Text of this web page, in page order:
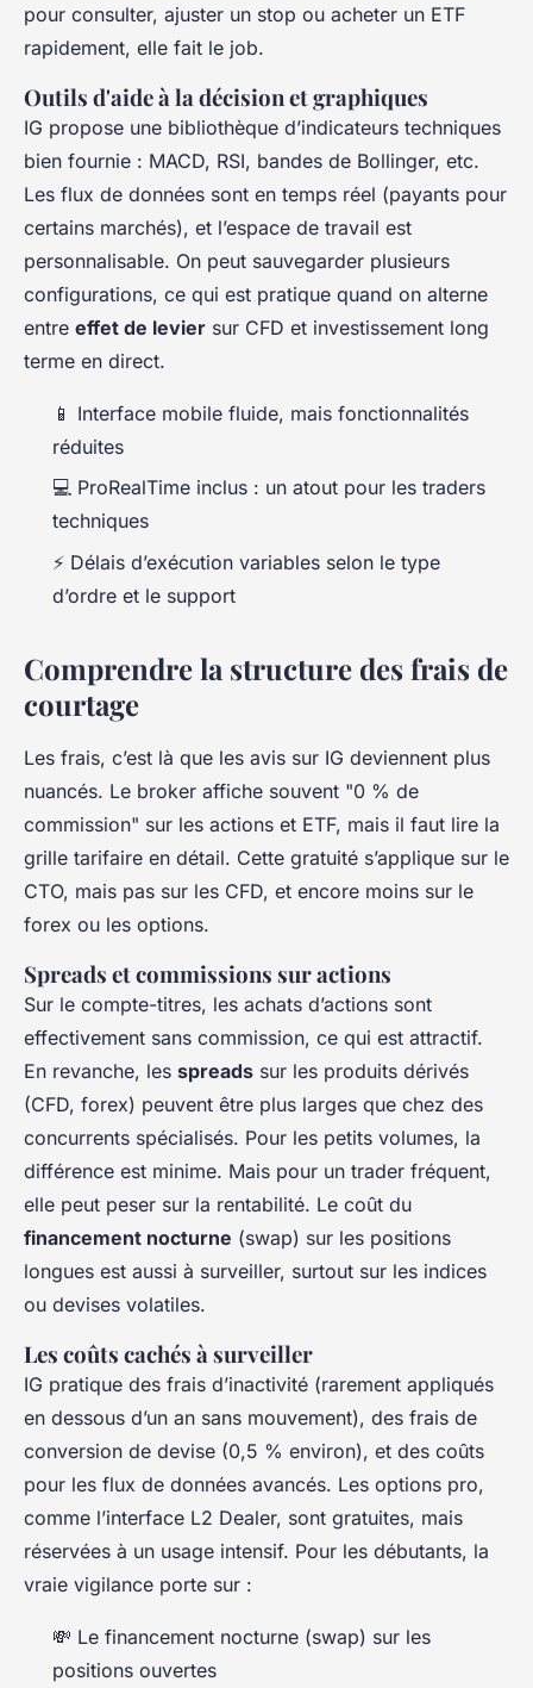
pour consulter, ajuster un stop ou acheter un ETF
rapidement, elle fait le job.
Outils d'aide à la décision et graphiques
IG propose une bibliothèque d’indicateurs techniques
bien fournie : MACD, RSI, bandes de Bollinger, etc.
Les flux de données sont en temps réel (payants pour
certains marchés), et l’espace de travail est
personnalisable. On peut sauvegarder plusieurs
configurations, ce qui est pratique quand on alterne
entre effet de levier sur CFD et investissement long
terme en direct.
📱 Interface mobile fluide, mais fonctionnalités
réduites
💻 ProRealTime inclus : un atout pour les traders
techniques
⚡ Délais d’exécution variables selon le type
d’ordre et le support
Comprendre la structure des frais de
courtage
Les frais, c’est là que les avis sur IG deviennent plus
nuancés. Le broker affiche souvent "0 % de
commission" sur les actions et ETF, mais il faut lire la
grille tarifaire en détail. Cette gratuité s’applique sur le
CTO, mais pas sur les CFD, et encore moins sur le
forex ou les options.
Spreads et commissions sur actions
Sur le compte-titres, les achats d’actions sont
effectivement sans commission, ce qui est attractif.
En revanche, les spreads sur les produits dérivés
(CFD, forex) peuvent être plus larges que chez des
concurrents spécialisés. Pour les petits volumes, la
différence est minime. Mais pour un trader fréquent,
elle peut peser sur la rentabilité. Le coût du
financement nocturne (swap) sur les positions
longues est aussi à surveiller, surtout sur les indices
ou devises volatiles.
Les coûts cachés à surveiller
IG pratique des frais d’inactivité (rarement appliqués
en dessous d’un an sans mouvement), des frais de
conversion de devise (0,5 % environ), et des coûts
pour les flux de données avancés. Les options pro,
comme l’interface L2 Dealer, sont gratuites, mais
réservées à un usage intensif. Pour les débutants, la
vraie vigilance porte sur :
💸 Le financement nocturne (swap) sur les
positions ouvertes